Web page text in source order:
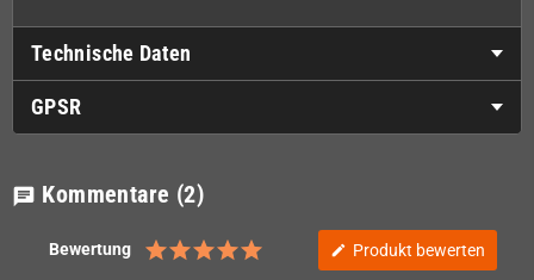
Technische Daten
GPSR
chat Kommentare (2)
Bewertung edit Produkt bewerten